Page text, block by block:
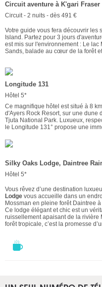
Circuit aventure à K'gari
Circuit - 2 nuits - dès 491 €
Votre guide vous fera découvrir les
Island. Partez pour 3 jours
est mis sur l'environnement : Le lac
Sands, balade au cœur de la forêt
Longitude 131
Hôtel 5*
Ce magnifique hôtel est situé à 8
d'Ayers Rock Resort, sur une dune
Tjuta National Park. Luxueux,
le Longitude 131° propose une
Silky Oaks Lodge, Daintree
Hôtel 5*
Vous rêvez d’une destination
Lodge vous accueille dans un
Mossman en pleine forêt Daintree
Ce lodge élégant et chic est un
ruissellement apaisant de la rivière
forêt tropicale, c’est la promesse